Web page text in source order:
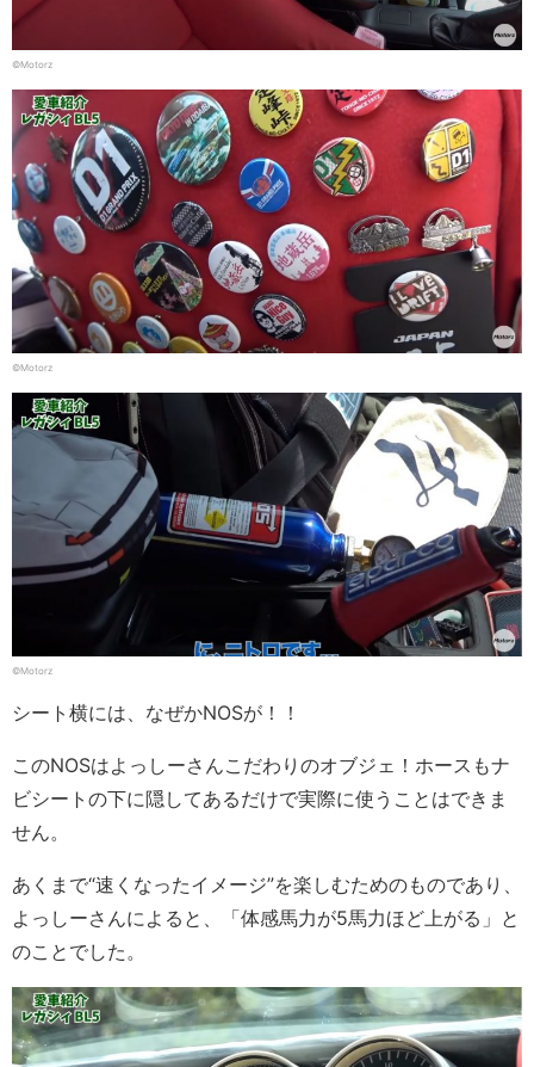
©Motorz
©Motorz
©Motorz
シート横には、なぜかNOSが！！
このNOSはよっしーさんこだわりのオブジェ！ホースもナ
ビシートの下に隠してあるだけで実際に使うことはできま
せん。
あくまで“速くなったイメージ”を楽しむためのものであり、
よっしーさんによると、「体感馬力が5馬力ほど上がる」と
のことでした。